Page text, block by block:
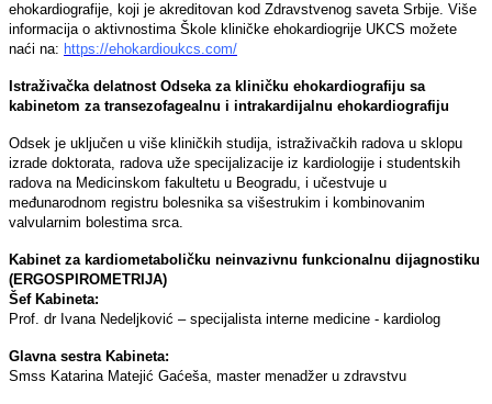
ehokardiografije, koji je akreditovan kod Zdravstvenog saveta Srbije. Više
informacija o aktivnostima Škole kliničke ehokardiogrije UKCS možete
naći na: https://ehokardioukcs.com/
Istraživačka delatnost Odseka za kliničku ehokardiografiju sa
kabinetom za transezofagealnu i intrakardijalnu ehokardiografiju
Odsek je uklјučen u više kliničkih studija, istraživačkih radova u sklopu
izrade doktorata, radova uže specijalizacije iz kardiologije i studentskih
radova na Medicinskom fakultetu u Beogradu, i učestvuje u
međunarodnom registru bolesnika sa višestrukim i kombinovanim
valvularnim bolestima srca.
Kabinet za kardiometaboličku neinvazivnu funkcionalnu dijagnostiku
(ERGOSPIROMETRIJA)
Šef Kabineta:
Prof. dr Ivana Nedelјković – specijalista interne medicine - kardiolog
Glavna sestra Kabineta:
Smss Katarina Matejić Gaćeša, master menadžer u zdravstvu